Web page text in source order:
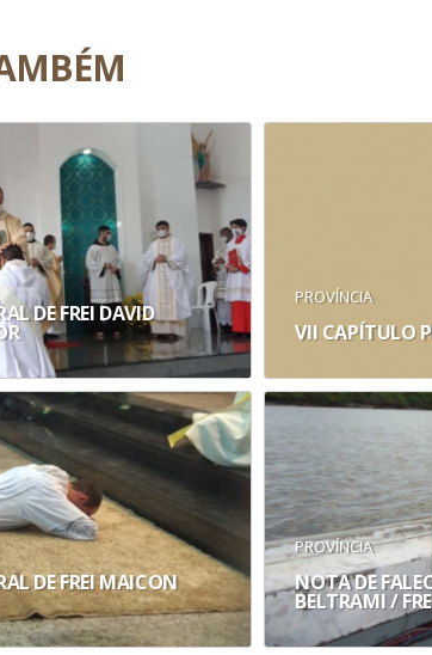
DE FREI DAVID
PROVÍNCIA
VII CAPÍTULO
DE FREI MAICON
PROVÍNCIA
NOTA DE
BELTRAMI /